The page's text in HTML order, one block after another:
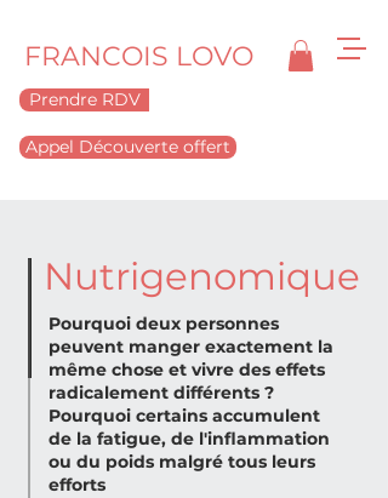
FRANCOIS LOVO
Prendre RDV
Appel Découverte offert
Nutrigenomique
Pourquoi deux personnes
peuvent manger exactement la
même chose et vivre des effets
radicalement différents ?
Pourquoi certains accumulent
de la fatigue, de l'inflammation
ou du poids malgré tous leurs
efforts